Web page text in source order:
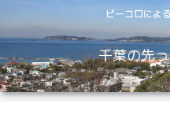
ピーコロによ
千葉の先